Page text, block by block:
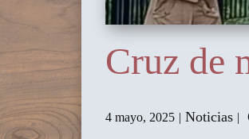
Cruz de
4 mayo, 2025 Noticias